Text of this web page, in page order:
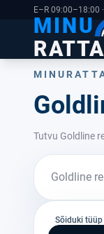
E–R 09:00–18:00
MINU
Tutvu Goldline
Goldline
Sõiduki tüüp